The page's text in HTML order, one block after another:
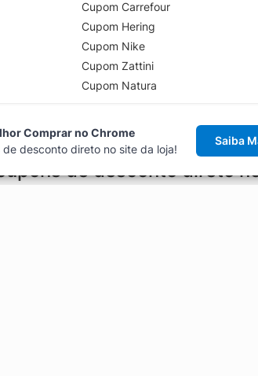
Cupom Carrefour
Cupom Hering
Cupom Nike
Cupom Zattini
Cupom Natura
de desconto direto
Comprar no Chrome
de desconto direto no site da loja!
Saiba